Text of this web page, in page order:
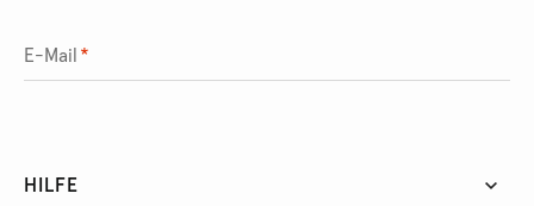
E-Mail *
HILFE